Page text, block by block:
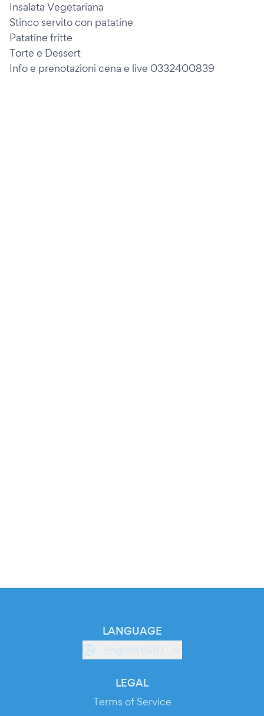
Insalata Vegetariana
Stinco servito con patatine
Patatine fritte
Torte e Dessert
Info e prenotazioni cena e live 0332400839
LANGUAGE
English (GB)
LEGAL
Terms of Service